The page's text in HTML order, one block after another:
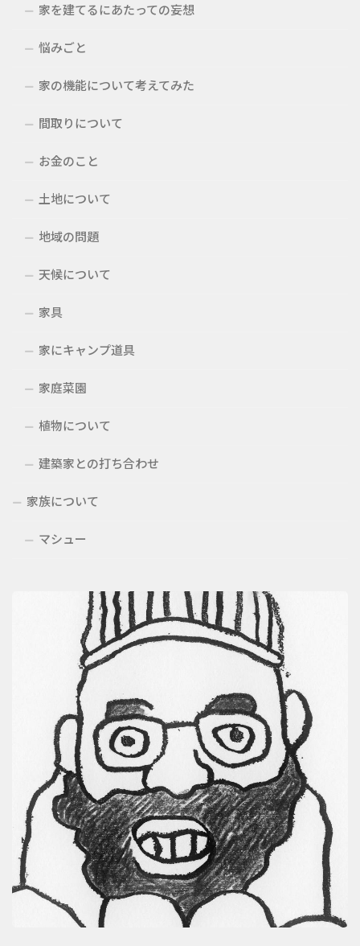
家を建てるにあたっての妄想
悩みごと
家の機能について考えてみた
間取りについて
お金のこと
土地について
地域の問題
天候について
家具
家にキャンプ道具
家庭菜園
植物について
建築家との打ち合わせ
家族について
マシュー